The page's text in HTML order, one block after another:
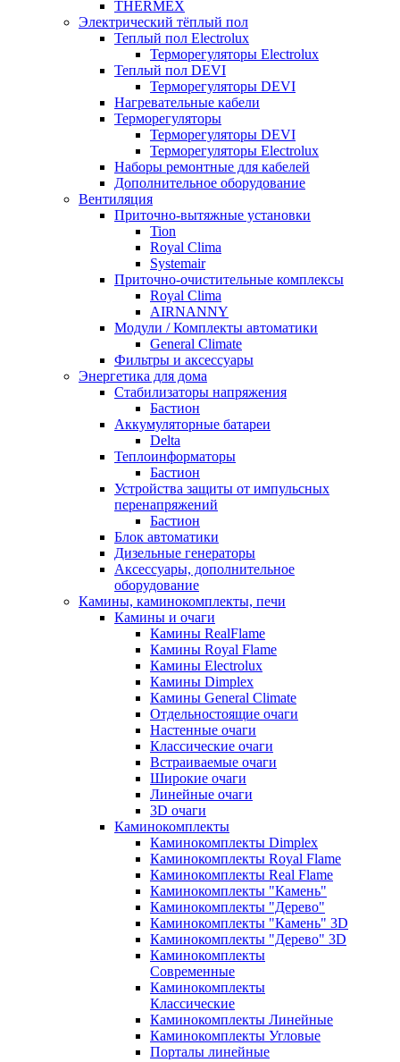
THERMEX
Электрический тёплый пол
Теплый пол Electrolux
Терморегуляторы Electrolux
Теплый пол DEVI
Терморегуляторы DEVI
Нагревательные кабели
Терморегуляторы
Терморегуляторы DEVI
Терморегуляторы Electrolux
Наборы ремонтные для кабелей
Дополнительное оборудование
Вентиляция
Приточно-вытяжные установки
Tion
Royal Clima
Systemair
Приточно-очистительные комплексы
Royal Clima
AIRNANNY
Модули / Комплекты автоматики
General Climate
Фильтры и аксессуары
Энергетика для дома
Стабилизаторы напряжения
Бастион
Аккумуляторные батареи
Delta
Теплоинформаторы
Бастион
Устройства защиты от импульсных
перенапряжений
Бастион
Блок автоматики
Дизельные генераторы
Аксессуары, дополнительное
оборудование
Камины, каминокомплекты, печи
Камины и очаги
Камины RealFlame
Камины Royal Flame
Камины Electrolux
Камины Dimplex
Камины General Climate
Отдельностоящие очаги
Настенные очаги
Классические очаги
Встраиваемые очаги
Широкие очаги
Линейные очаги
3D очаги
Каминокомплекты
Каминокомплекты Dimplex
Каминокомплекты Royal Flame
Каминокомплекты Real Flame
Каминокомплекты "Камень"
Каминокомплекты "Дерево"
Каминокомплекты "Камень" 3D
Каминокомплекты "Дерево" 3D
Каминокомплекты
Современные
Каминокомплекты
Классические
Каминокомплекты Линейные
Каминокомплекты Угловые
Порталы линейные